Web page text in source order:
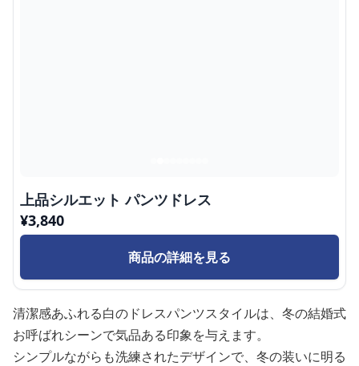
上品シルエット パンツドレス
¥3,840
商品の詳細を見る
清潔感あふれる白のドレスパンツスタイルは、冬の結婚式
お呼ばれシーンで気品ある印象を与えます。
シンプルながらも洗練されたデザインで、冬の装いに明る